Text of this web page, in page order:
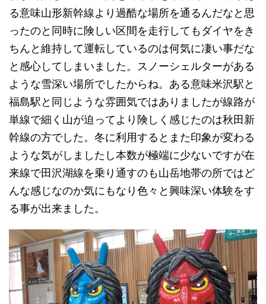
る意味山形新幹線より過酷な場所を通るんだなと思
ったのと同時に険しい区間を走行してもダイヤをき
ちんと維持して運転しているのは何気に凄い事だな
と感心してしまいました。スノーシェルターがある
ような雪深い場所でしたからね。ある意味米沢駅と
福島駅と同じような雰囲気ではありましたが線路が
単線で細く山が迫ってより険しく感じたのは秋田新
幹線の方でした。冬に利用するとまた印象が変わる
ような気がしましたし本数が極端に少ないですが在
来線で田沢湖線を乗り通すのも山岳地帯の所ではど
んな感じなのか気にもなり色々と興味深い体験をす
る事が出来ました。